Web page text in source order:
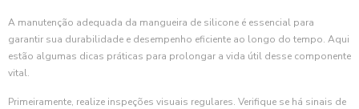
A manutenção adequada da mangueira de silicone é essencial para
garantir sua durabilidade e desempenho eficiente ao longo do tempo. Aqui
estão algumas dicas práticas para prolongar a vida útil desse componente
vital.
Primeiramente, realize inspeções visuais regulares. Verifique se há sinais de